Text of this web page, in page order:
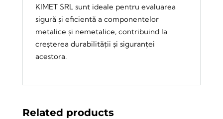
KIMET SRL sunt ideale pentru evaluarea
sigură și eficientă a componentelor
metalice și nemetalice, contribuind la
creșterea durabilității și siguranței
acestora.
Related products